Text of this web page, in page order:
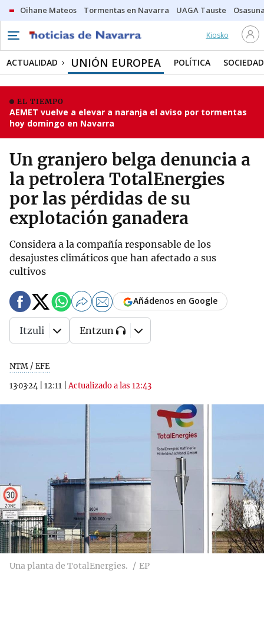
Oihane Mateos Tormentas en Navarra UAGA Tauste
Kiosko
ACTUALIDAD UNIÓN EUROPEA POLÍTICA SOCIEDAD
EL TIEMPO
AEMET vuelve a elevar a naranja el aviso por tormentas
hoy domingo en Navarra
Un granjero belga denuncia a
la petrolera TotalEnergies
por las pérdidas de su
explotación ganadera
Considera a la compañía responsable de los
desajustes climáticos que han afectado a sus
cultivos
NTM / EFE
13·03·24
12:11 |Actualizado a las 12:43
Añádenos en Google
Itzuli Entzun
Una planta de TotalEnergies. EP